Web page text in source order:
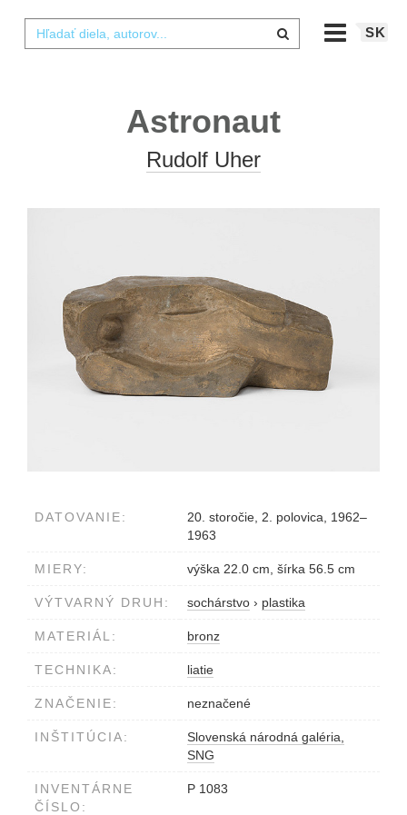
SK
Astronaut
Rudolf Uher
DATOVANIE:
20. storočie, 2. polovica, 1962–
1963
MIERY: výška 22.0 cm, šírka 56.5 cm
VÝTVARNÝ DRUH: sochárstvo › plastika
MATERIÁL: bronz
TECHNIKA: liatie
ZNAČENIE: neznačené
INŠTITÚCIA:
Slovenská národná galéria,
SNG
INVENTÁRNE
ČÍSLO:
P 1083